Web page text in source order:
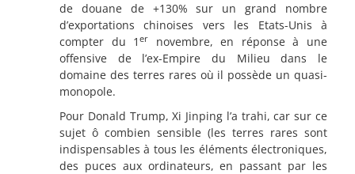
de douane de +130% sur un grand nombre
d’exportations chinoises vers les Etats-Unis à
compter du 1er
novembre, en réponse à une
offensive de l’ex-Empire du Milieu dans le
domaine des terres rares où il possède un quasi-
monopole.
Pour Donald Trump, Xi Jinping l’a trahi, car sur ce
sujet ô combien sensible (les terres rares sont
indispensables à tous les éléments électroniques,
des puces aux ordinateurs, en passant par les